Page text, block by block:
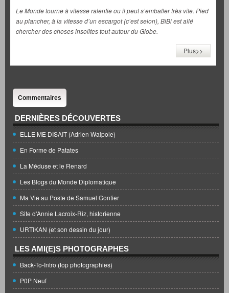
Le Monde tourne à vitesse ralentie ou il peut s’emballer très vite. Pied
au plancher, à la vitesse d’un escargot (c’est selon), BiBi est allé
chercher des choses insolites tout autour du Globe.
Plus>>
Commentaires
DERNIÈRES DÉCOUVERTES
ELLE ME DISAIT (Adrien Walpole)
En Forme de Patates
La Méduse et le Renard
Les Blogs du Monde Diplomatique
Ma Vie au Poste de Samuel Gontier
Site d'Annie Lacroix-Riz, historienne
URTIKAN (et son dessin du jour)
LES AMI(E)S PHOTOGRAPHES
Back-To-Intro (top photographies)
P0P Neuf